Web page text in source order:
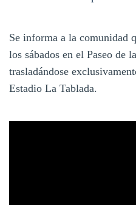
Se informa a la comunidad
los sábados en el Paseo de
trasladándose
Estadio La Tablada.